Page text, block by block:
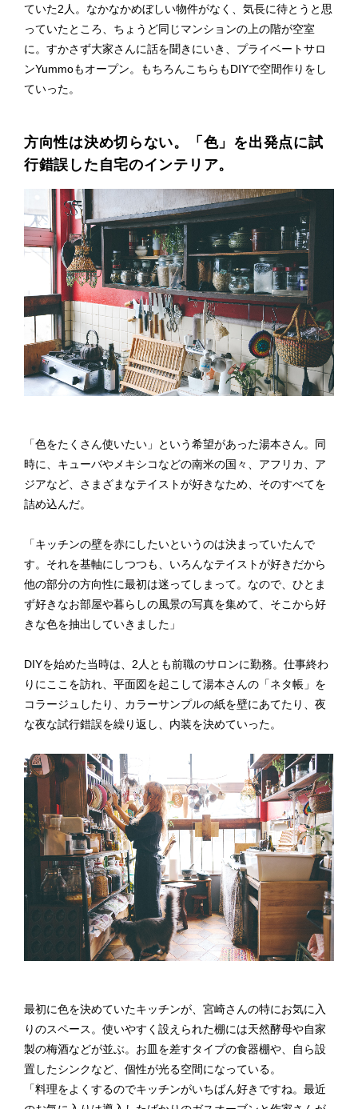
ていた2人。なかなかめぼしい物件がなく、気長に待とうと思
っていたところ、ちょうど同じマンションの上の階が空室
に。すかさず大家さんに話を聞きにいき、プライベートサロ
ンYummoもオープン。もちろんこちらもDIYで空間作りをし
ていった。
方向性は決め切らない。「色」を出発点に試
行錯誤した自宅のインテリア。
「色をたくさん使いたい」という希望があった湯本さん。同
時に、キューバやメキシコなどの南米の国々、アフリカ、ア
ジアなど、さまざまなテイストが好きなため、そのすべてを
詰め込んだ。
「キッチンの壁を赤にしたいというのは決まっていたんで
す。それを基軸にしつつも、いろんなテイストが好きだから
他の部分の方向性に最初は迷ってしまって。なので、ひとま
ず好きなお部屋や暮らしの風景の写真を集めて、そこから好
きな色を抽出していきました」
DIYを始めた当時は、2人とも前職のサロンに勤務。仕事終わ
りにここを訪れ、平面図を起こして湯本さんの「ネタ帳」を
コラージュしたり、カラーサンプルの紙を壁にあてたり、夜
な夜な試行錯誤を繰り返し、内装を決めていった。
最初に色を決めていたキッチンが、宮崎さんの特にお気に入
りのスペース。使いやすく設えられた棚には天然酵母や自家
製の梅酒などが並ぶ。お皿を差すタイプの食器棚や、自ら設
置したシンクなど、個性が光る空間になっている。
「料理をよくするのでキッチンがいちばん好きですね。最近